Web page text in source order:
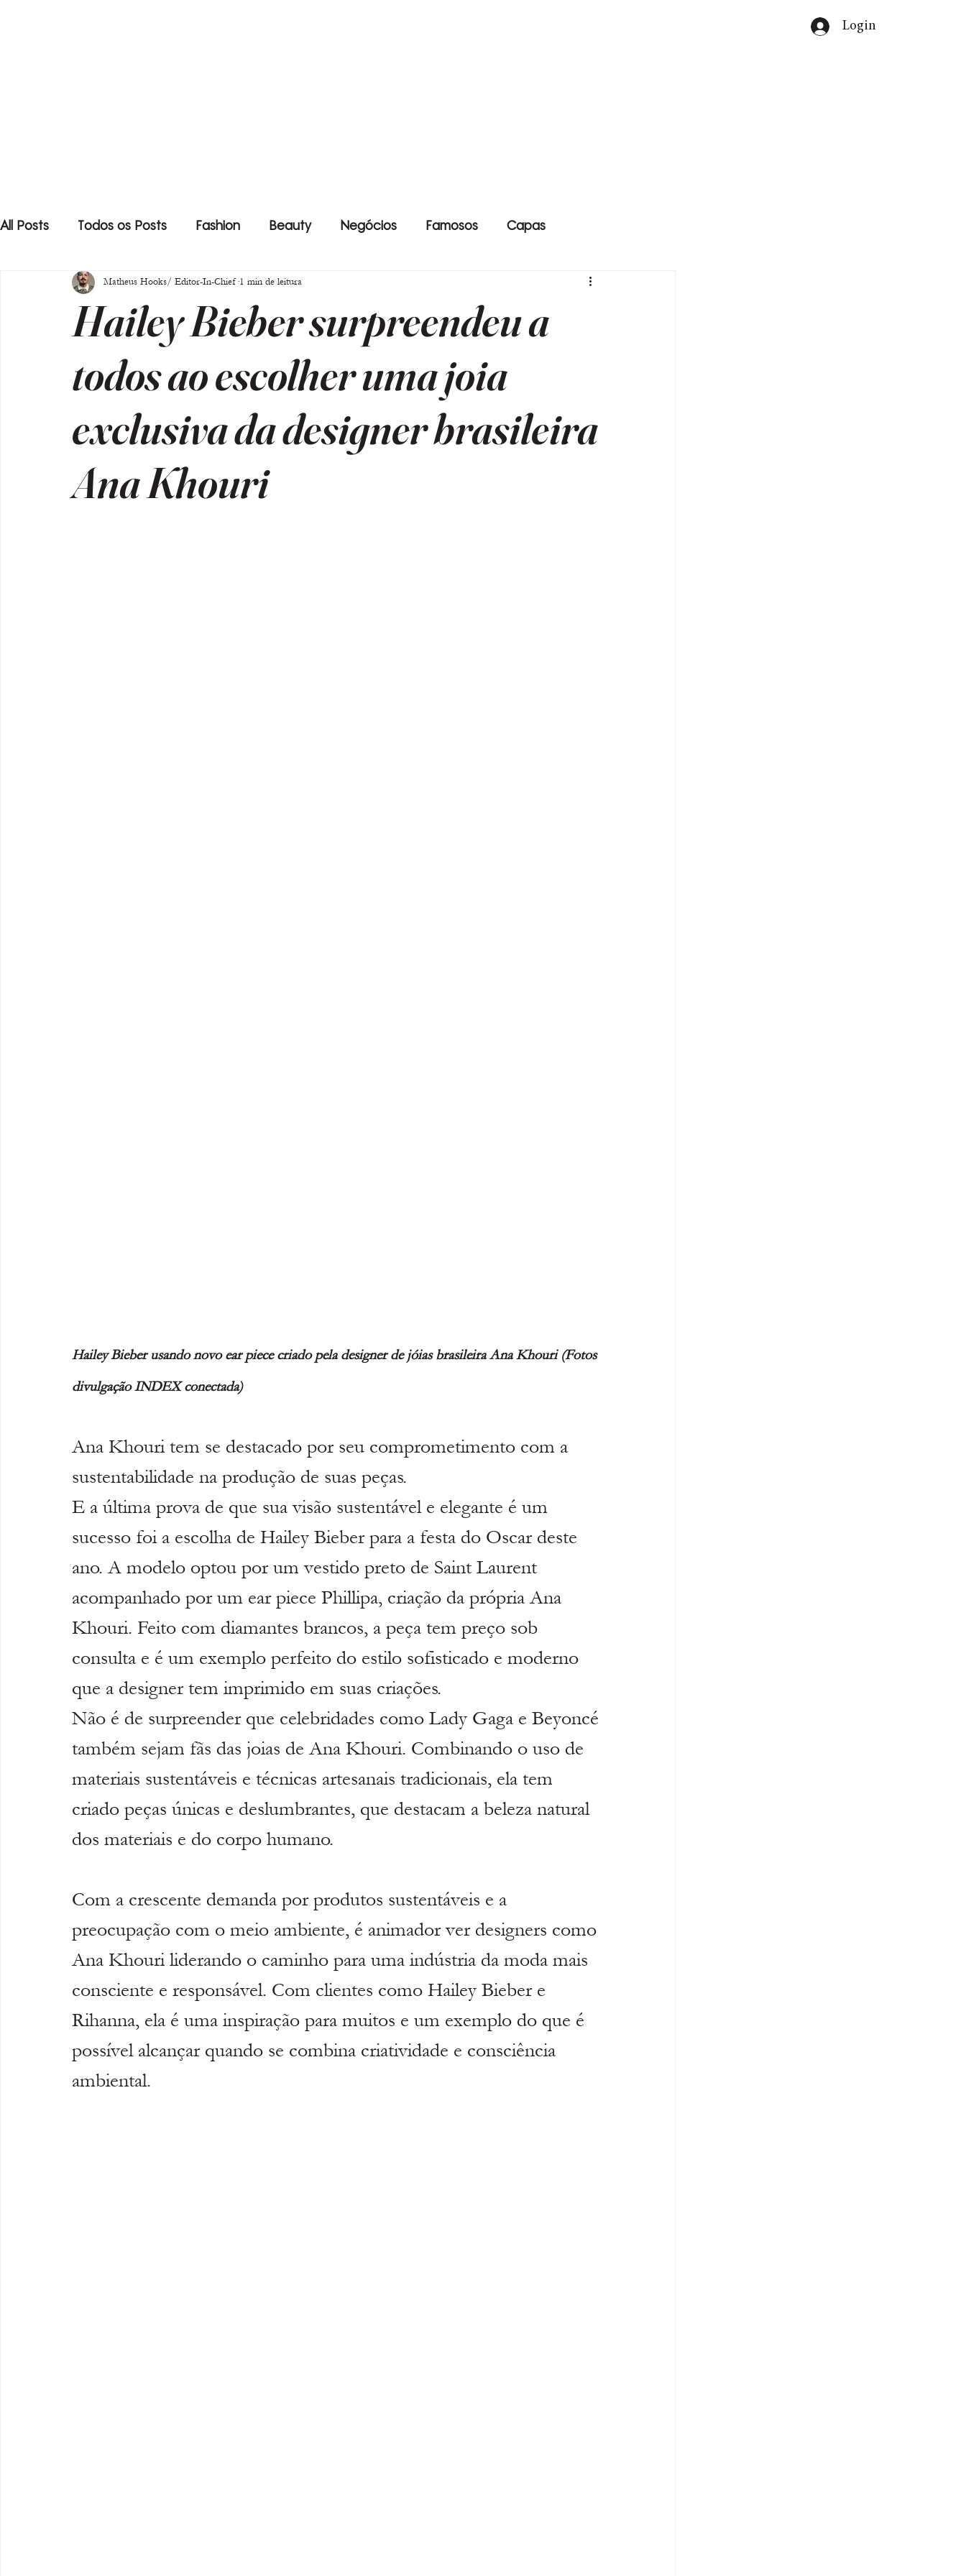
Login
All Posts Todos os Posts Fashion Beauty Negócios Famosos Capas
Hailey Bieber surpreendeu a
todos ao escolher uma joia
exclusiva da designer brasileira
Ana Khouri
Matheus Hooks/ Editor-In-Chief 1 min de leitura
Hailey Bieber usando novo ear piece criado pela designer de jóias brasileira Ana Khouri (Fotos
divulgação INDEX conectada)
Ana Khouri tem se destacado por seu comprometimento com a
sustentabilidade na produção de suas peças.
E a última prova de que sua visão sustentável e elegante é um
sucesso foi a escolha de Hailey Bieber para a festa do Oscar deste
ano. A modelo optou por um vestido preto de Saint Laurent
acompanhado por um ear piece Phillipa, criação da própria Ana
Khouri. Feito com diamantes brancos, a peça tem preço sob
consulta e é um exemplo perfeito do estilo sofisticado e moderno
que a designer tem imprimido em suas criações.
Não é de surpreender que celebridades como Lady Gaga e Beyoncé
também sejam fãs das joias de Ana Khouri. Combinando o uso de
materiais sustentáveis e técnicas artesanais tradicionais, ela tem
criado peças únicas e deslumbrantes, que destacam a beleza natural
dos materiais e do corpo humano.
Com a crescente demanda por produtos sustentáveis e a
preocupação com o meio ambiente, é animador ver designers como
Ana Khouri liderando o caminho para uma indústria da moda mais
consciente e responsável. Com clientes como Hailey Bieber e
Rihanna, ela é uma inspiração para muitos e um exemplo do que é
possível alcançar quando se combina criatividade e consciência
ambiental.